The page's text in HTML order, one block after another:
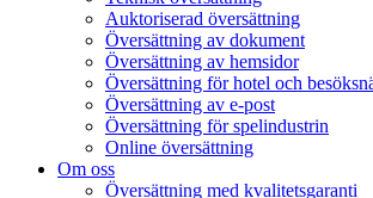
Auktoriserad översättning
Översättning av dokument
Översättning av hemsidor
Översättning för hotel och
Översättning av e-post
Översättning för spelindustrin
Online översättning
Om oss
Översättning med kvalitetsgaranti